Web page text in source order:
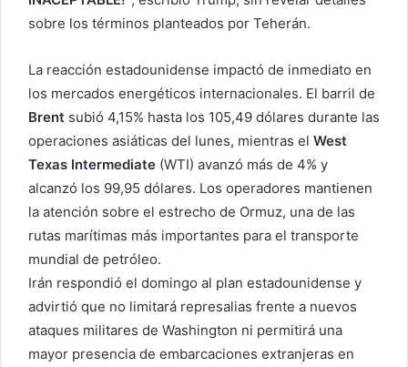
sobre los términos planteados por Teherán.
La reacción estadounidense impactó de inmediato en
los mercados energéticos internacionales. El barril de
Brent subió 4,15% hasta los 105,49 dólares durante las
operaciones asiáticas del lunes, mientras el West
Texas Intermediate (WTI) avanzó más de 4% y
alcanzó los 99,95 dólares. Los operadores mantienen
la atención sobre el estrecho de Ormuz, una de las
rutas marítimas más importantes para el transporte
mundial de petróleo.
Irán respondió el domingo al plan estadounidense y
advirtió que no limitará represalias frente a nuevos
ataques militares de Washington ni permitirá una
mayor presencia de embarcaciones extranjeras en